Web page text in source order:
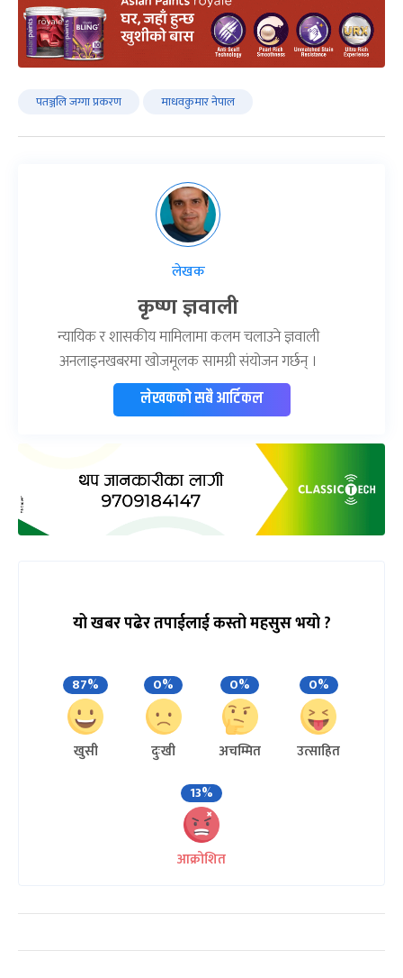
पतञ्जलि जग्गा प्रकरण माधवकुमार नेपाल
लेखक
कृष्ण ज्ञवाली
न्यायिक र शासकीय मामिलामा कलम चलाउने ज्ञवाली
अनलाइनखबरमा खोजमूलक सामग्री संयोजन गर्छन् ।
लेखकको सबै आर्टिकल
यो खबर पढेर तपाईलाई कस्तो महसुस भयो ?
87%
खुसी
0%
दुःखी
0%
अचम्मित
0%
उत्साहित
13%
आक्रोशित